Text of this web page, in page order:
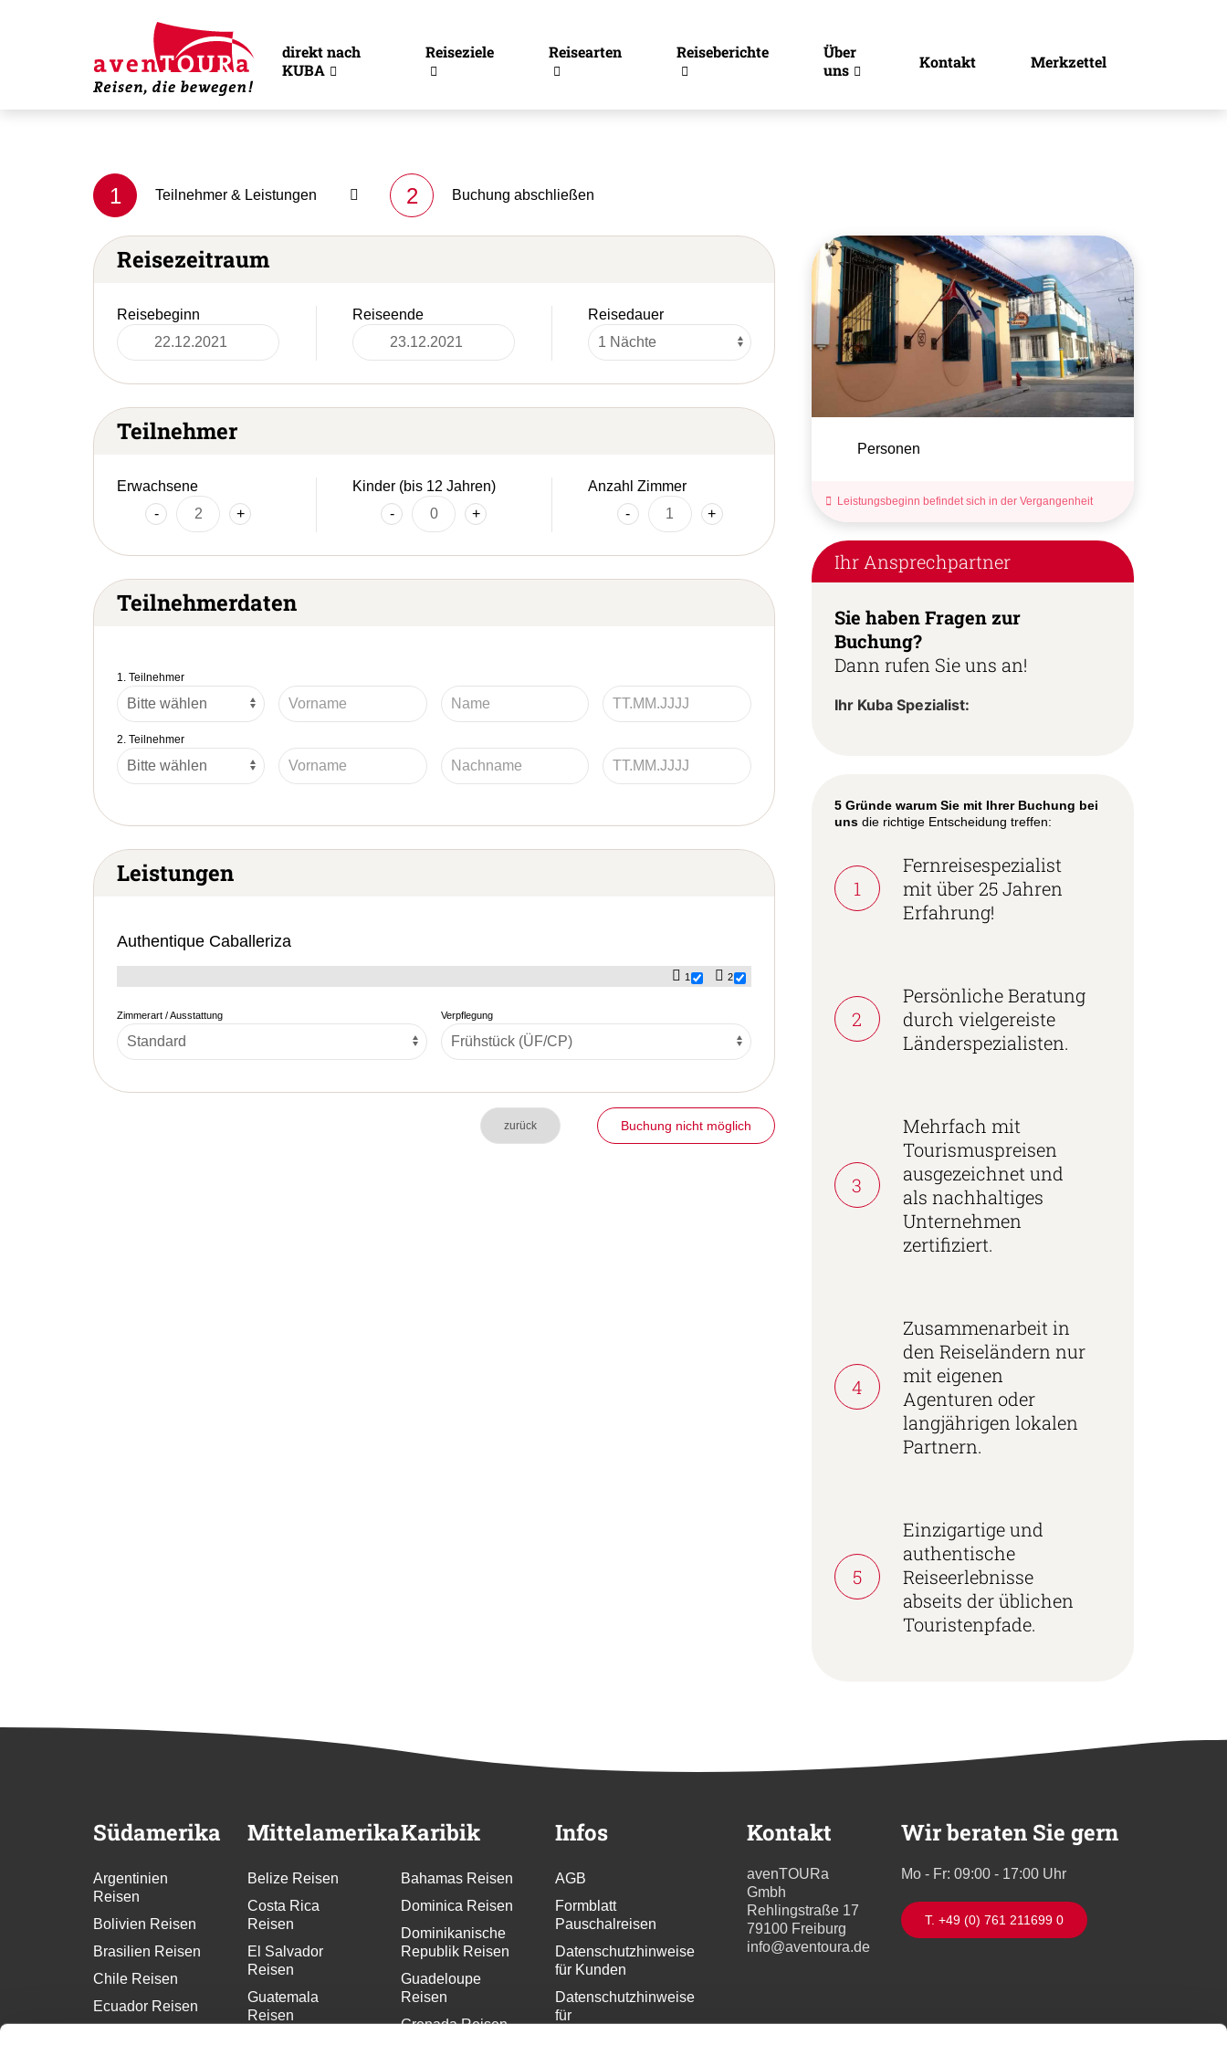
direkt nach
KUBA
Reiseziele Reisearten Reiseberichte
Über
uns
Kontakt Merkzettel
1 Teilnehmer & Leistungen 2 Buchung abschließen
Reisezeitraum
Reisebeginn Reiseende Reisedauer
Teilnehmer
Erwachsene
-
+
Kinder (bis 12 Jahren)
-
+
Anzahl Zimmer
-
+
Teilnehmerdaten
1. Teilnehmer
2. Teilnehmer
Leistungen
Authentique Caballeriza
1 2
Zimmerart / Ausstattung Verpflegung
zurück Buchung nicht möglich
Personen
Leistungsbeginn befindet sich in der Vergangenheit
Ihr Ansprechpartner
Sie haben Fragen zur
Buchung?
Dann rufen Sie uns an!
Ihr Kuba Spezialist:
5 Gründe warum Sie mit Ihrer Buchung bei
unsdie richtige Entscheidung treffen:
1
Fernreisespezialist
mit über 25 Jahren
Erfahrung!
2
Persönliche Beratung
durch vielgereiste
Länderspezialisten.
3
Mehrfach mit
Tourismuspreisen
ausgezeichnet und
als nachhaltiges
Unternehmen
zertifiziert.
4
Zusammenarbeit in
den Reiseländern nur
mit eigenen
Agenturen oder
langjährigen lokalen
Partnern.
5
Einzigartige und
authentische
Reiseerlebnisse
abseits der üblichen
Touristenpfade.
Südamerika
Argentinien
Reisen
Bolivien Reisen
Brasilien Reisen
Chile Reisen
Ecuador Reisen
Mittelamerika
Belize Reisen
Costa Rica
Reisen
El Salvador
Reisen
Guatemala
Reisen
Karibik
Bahamas Reisen
Dominica Reisen
Dominikanische
Republik Reisen
Guadeloupe
Reisen
Grenada Reisen
Infos
AGB
Formblatt
Pauschalreisen
Datenschutzhinweise
für Kunden
Datenschutzhinweise
für
Kontakt
avenTOURa
Gmbh
Rehlingstraße 17
79100 Freiburg
info@aventoura.de
Wir beraten Sie gern
Mo - Fr: 09:00 - 17:00 Uhr
T. +49 (0) 761 211699 0